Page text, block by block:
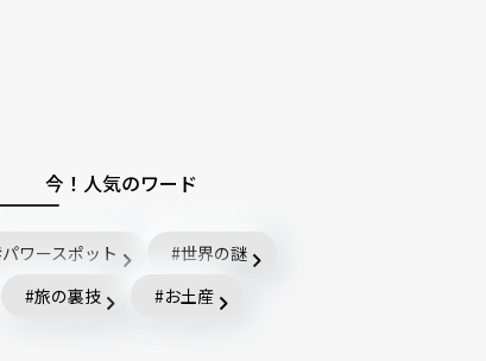
今！人気のワード
パワースポット
世界の謎
旅の裏技
お土産